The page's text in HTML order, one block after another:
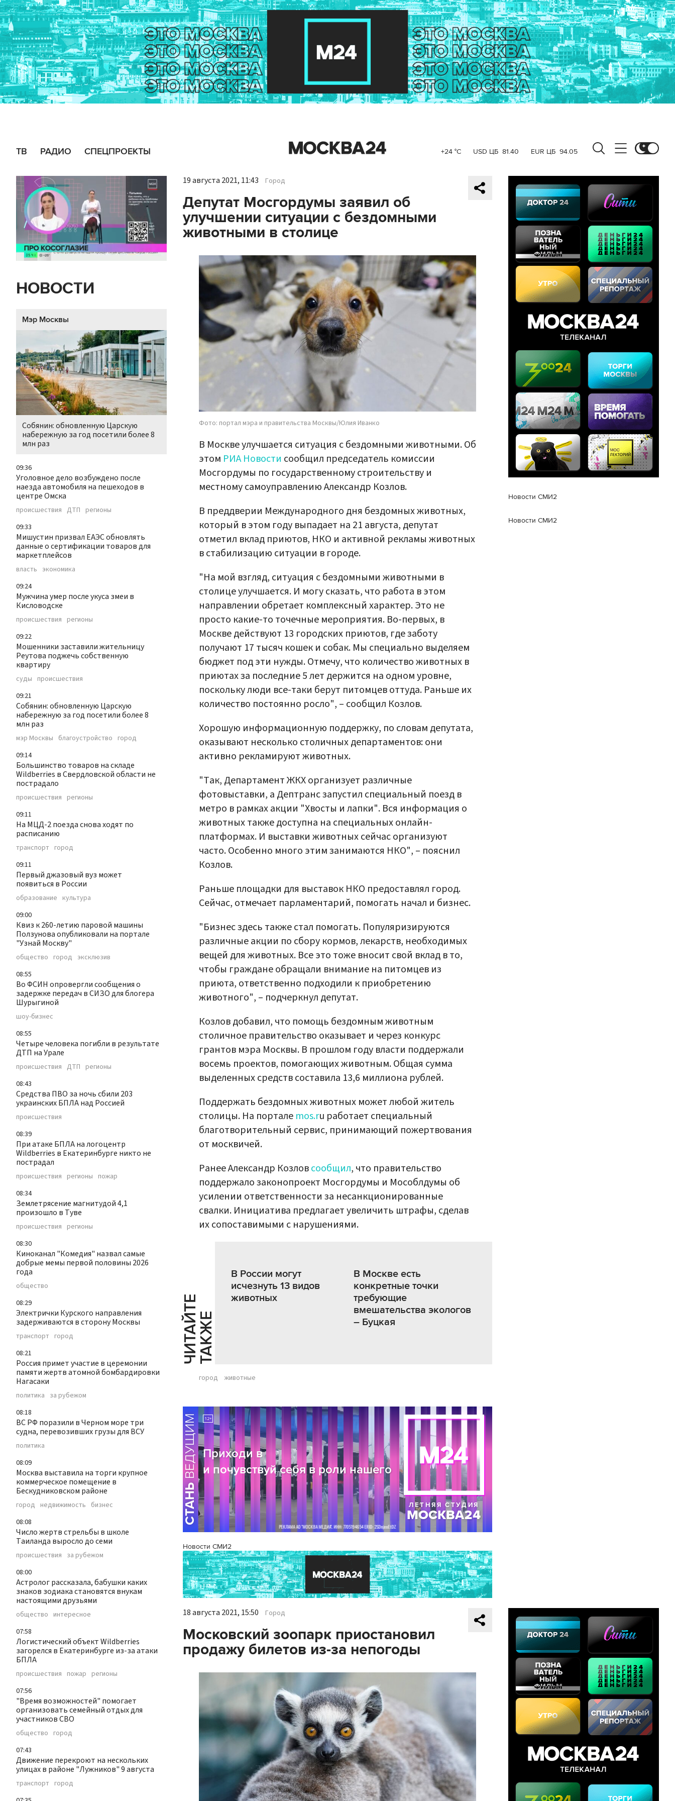
ТВ РАДИО СПЕЦПРОЕКТЫ +24 °C USD ЦБ 81.40 EUR ЦБ 94.05
НОВОСТИ
Мэр Москвы
Собянин: обновленную Царскую
набережную за год посетили более 8
млн раз
09:36
Уголовное дело возбуждено после
наезда автомобиля на пешеходов в
центре Омска
происшествия ДТП регионы
09:33
Мишустин призвал ЕАЭС обновлять
данные о сертификации товаров для
маркетплейсов
власть экономика
09:24
Мужчина умер после укуса змеи в
Кисловодске
происшествия регионы
09:22
Мошенники заставили жительницу
Реутова поджечь собственную
квартиру
суды происшествия
09:21
Собянин: обновленную Царскую
набережную за год посетили более 8
млн раз
мэр Москвы благоустройство город
09:14
Большинство товаров на складе
Wildberries в Свердловской области не
пострадало
происшествия регионы
09:11
На МЦД-2 поезда снова ходят по
расписанию
транспорт город
09:11
Первый джазовый вуз может
появиться в России
образование культура
09:00
Квиз к 260-летию паровой машины
Ползунова опубликовали на портале
"Узнай Москву"
общество город эксклюзив
08:55
Во ФСИН опровергли сообщения о
задержке передач в СИЗО для блогера
Шурыгиной
шоу-бизнес
08:55
Четыре человека погибли в результате
ДТП на Урале
происшествия ДТП регионы
08:43
Средства ПВО за ночь сбили 203
украинских БПЛА над Россией
происшествия
08:39
При атаке БПЛА на логоцентр
Wildberries в Екатеринбурге никто не
пострадал
происшествия регионы пожар
08:34
Землетрясение магнитудой 4,1
произошло в Туве
происшествия регионы
08:30
Киноканал "Комедия" назвал самые
добрые мемы первой половины 2026
года
общество
08:29
Электрички Курского направления
задерживаются в сторону Москвы
транспорт город
08:21
Россия примет участие в церемонии
памяти жертв атомной бомбардировки
Нагасаки
политика за рубежом
08:18
ВС РФ поразили в Черном море три
судна, перевозивших грузы для ВСУ
политика
08:09
Москва выставила на торги крупное
коммерческое помещение в
Бескудниковском районе
город недвижимость бизнес
08:08
Число жертв стрельбы в школе
Таиланда выросло до семи
происшествия за рубежом
08:00
Астролог рассказала, бабушки каких
знаков зодиака становятся внукам
настоящими друзьями
общество интересное
07:58
Логистический объект Wildberries
загорелся в Екатеринбурге из-за атаки
БПЛА
происшествия пожар регионы
07:56
"Время возможностей" помогает
организовать семейный отдых для
участников СВО
общество город
07:43
Движение перекроют на нескольких
улицах в районе "Лужников" 9 августа
транспорт город
19 августа 2021, 11:43 Город
Депутат Мосгордумы заявил об
улучшении ситуации с бездомными
животными в столице
Фото: портал мэра и правительства Москвы/Юлия Иванко
В Москве улучшается ситуация с бездомными животными. Об
этом РИА Новости сообщил председатель комиссии
Мосгордумы по государственному строительству и
местному самоуправлению Александр Козлов.
В преддверии Международного дня бездомных животных,
который в этом году выпадает на 21 августа, депутат
отметил вклад приютов, НКО и активной рекламы животных
в стабилизацию ситуации в городе.
"На мой взгляд, ситуация с бездомными животными в
столице улучшается. И могу сказать, что работа в этом
направлении обретает комплексный характер. Это не
просто какие-то точечные мероприятия. Во-первых, в
Москве действуют 13 городских приютов, где заботу
получают 17 тысяч кошек и собак. Мы специально выделяем
бюджет под эти нужды. Отмечу, что количество животных в
приютах за последние 5 лет держится на одном уровне,
поскольку люди все-таки берут питомцев оттуда. Раньше их
количество постоянно росло", – сообщил Козлов.
Хорошую информационную поддержку, по словам депутата,
оказывают несколько столичных департаментов: они
активно рекламируют животных.
"Так, Департамент ЖКХ организует различные
фотовыставки, а Дептранс запустил специальный поезд в
метро в рамках акции "Хвосты и лапки". Вся информация о
животных также доступна на специальных онлайн-
платформах. И выставки животных сейчас организуют
часто. Особенно много этим занимаются НКО", – пояснил
Козлов.
Раньше площадки для выставок НКО предоставлял город.
Сейчас, отмечает парламентарий, помогать начал и бизнес.
"Бизнес здесь также стал помогать. Популяризируются
различные акции по сбору кормов, лекарств, необходимых
вещей для животных. Все это тоже вносит свой вклад в то,
чтобы граждане обращали внимание на питомцев из
приюта, ответственно подходили к приобретению
животного", – подчеркнул депутат.
Козлов добавил, что помощь бездомным животным
столичное правительство оказывает и через конкурс
грантов мэра Москвы. В прошлом году власти поддержали
восемь проектов, помогающих животным. Общая сумма
выделенных средств составила 13,6 миллиона рублей.
Поддержать бездомных животных может любой житель
столицы. На портале mos.ru работает специальный
благотворительный сервис, принимающий пожертвования
от москвичей.
Ранее Александр Козловсообщил, что правительство
поддержало законопроект Мосгордумы и Мособлдумы об
усилении ответственности за несанкционированные
свалки. Инициатива предлагает увеличить штрафы, сделав
их сопоставимыми с нарушениями.
Ч
И
Т
АЙ
Т
Е
Т
А
К
ЖЕ
В России могут
исчезнуть 13 видов
животных
В Москве есть
конкретные точки
требующие
вмешательства экологов
– Буцкая
город животные
Новости СМИ2
Новости СМИ2
Новости СМИ2
18 августа 2021, 15:50 Город
Московский зоопарк приостановил
продажу билетов из-за непогоды